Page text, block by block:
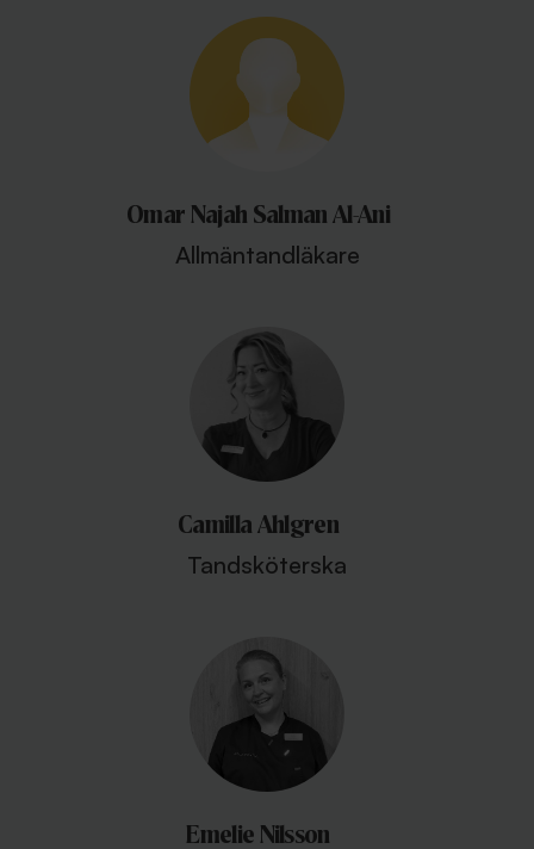
Omar Najah Salman Al-Ani
Allmäntandläkare
Camilla Ahlgren
Tandsköterska
Emelie Nilsson